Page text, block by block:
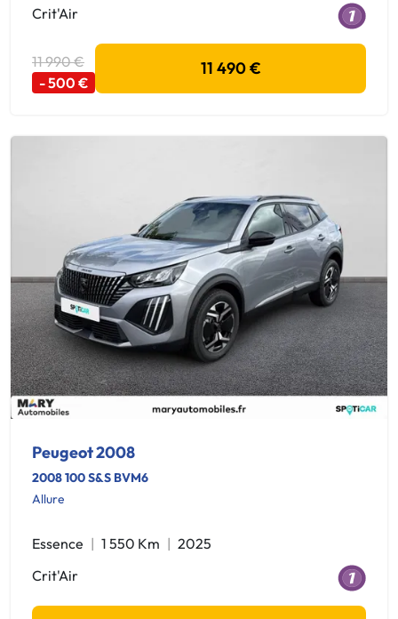
Crit'Air
11 990 €
- 500 €
11 490 €
Peugeot 2008
2008 100 S&S BVM6
Allure
Essence 1 550 Km
2025
Crit'Air